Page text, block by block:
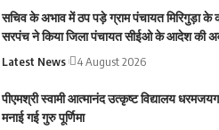
सचिव के अभाव में ठप पड़े ग्राम पंचायत मिरिगुड़ा के
सरपंच ने किया जिला पंचायत सीईओ के आदेश की
Latest News 4 August 2026
पीएमश्री स्वामी आत्मानंद उत्कृष्ट विद्यालय
मनाई गई गुरु पूर्णिमा